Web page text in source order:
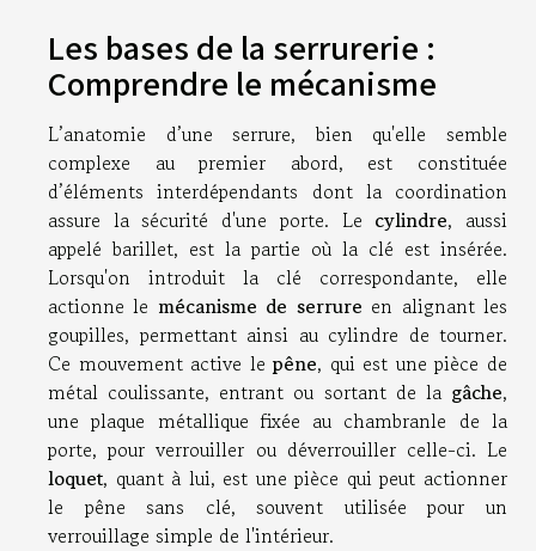
Les bases de la serrurerie :
Comprendre le mécanisme
L’anatomie d’une serrure, bien qu'elle semble
complexe au premier abord, est constituée
d’éléments interdépendants dont la coordination
assure la sécurité d'une porte. Le cylindre, aussi
appelé barillet, est la partie où la clé est insérée.
Lorsqu'on introduit la clé correspondante, elle
actionne le mécanisme de serrure en alignant les
goupilles, permettant ainsi au cylindre de tourner.
Ce mouvement active lepêne, qui est une pièce de
métal coulissante, entrant ou sortant de la gâche,
une plaque métallique fixée au chambranle de la
porte, pour verrouiller ou déverrouiller celle-ci. Le
loquet, quant à lui, est une pièce qui peut actionner
le pêne sans clé, souvent utilisée pour un
verrouillage simple de l'intérieur.